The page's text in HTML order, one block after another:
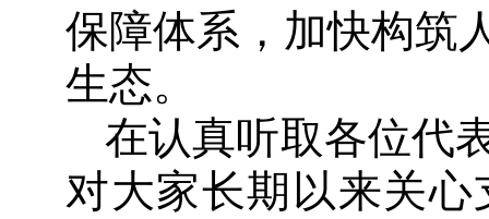
保障体系，加快构筑
生态。
在认真听取各位代
对大家长期以来关